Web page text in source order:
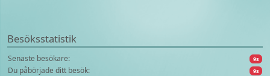
Besöksstatistik
Senaste besökare: 9s
Du påbörjade ditt besök: 9s